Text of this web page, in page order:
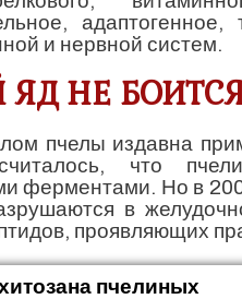
и нервной систем.
НЕ
пчелы издавна
что
ферментами. Но в
в
проявляющих
пчелиных